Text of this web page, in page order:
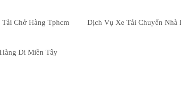
Chở Hàng Tphcm Dịch Vụ Xe Tải Chuyển Nhà
Đi Miền Tây